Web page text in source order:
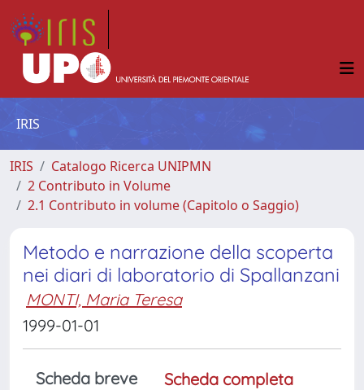
IRIS
IRIS
Catalogo Ricerca UNIPMN
2 Contributo in Volume
2.1 Contributo in volume (Capitolo o Saggio)
Metodo e narrazione della scoperta
nei diari di laboratorio di Spallanzani
MONTI, Maria Teresa
1999-01-01
Scheda breve
Scheda completa